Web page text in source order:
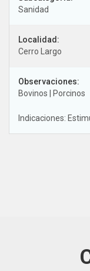
Sanidad
Localidad:
Cerro Largo
Observaciones:
Bovinos | Porcinos
Indicaciones: